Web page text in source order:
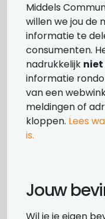
Middels
willen we jou de
informatie te
consumenten.
nadrukkelijk niet
informatie
van een
meldingen of
kloppen. Lees
is.
Jouw